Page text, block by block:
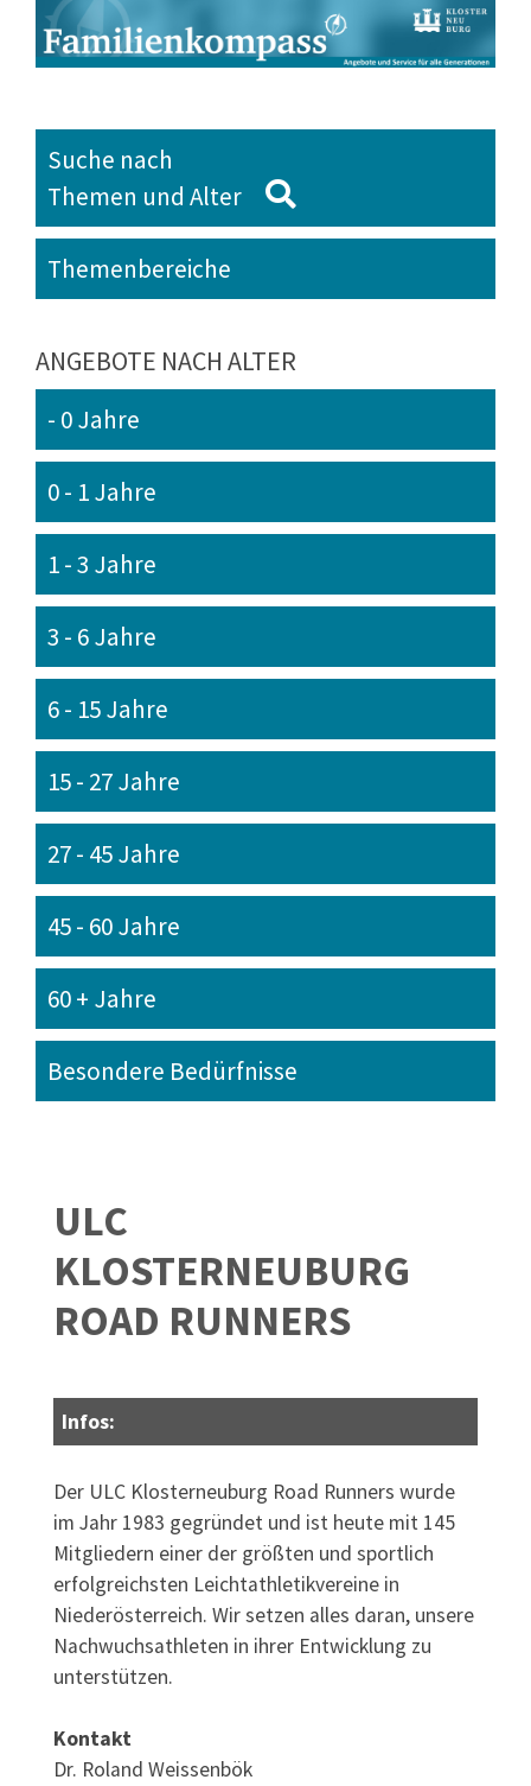
Suche nach
Themen und Alter
Themenbereiche
ANGEBOTE NACH ALTER
- 0 Jahre
0 - 1 Jahre
1 - 3 Jahre
3 - 6 Jahre
6 - 15 Jahre
15 - 27 Jahre
27 - 45 Jahre
45 - 60 Jahre
60 + Jahre
Besondere Bedürfnisse
ULC
KLOSTERNEUBURG
ROAD RUNNERS
Infos:
Der ULC Klosterneuburg Road Runners wurde
im Jahr 1983 gegründet und ist heute mit 145
Mitgliedern einer der größten und sportlich
erfolgreichsten Leichtathletikvereine in
Niederösterreich. Wir setzen alles daran, unsere
Nachwuchsathleten in ihrer Entwicklung zu
unterstützen.
Kontakt
Dr. Roland Weissenbök